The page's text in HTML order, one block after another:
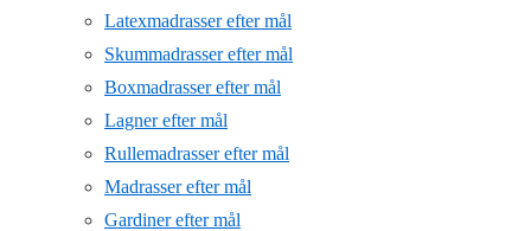
Latexmadrasser efter mål
Skummadrasser efter mål
Boxmadrasser efter mål
Lagner efter mål
Rullemadrasser efter mål
Madrasser efter mål
Gardiner efter mål